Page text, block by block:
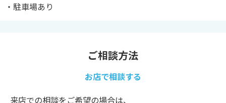
・駐車場あり
ご相談方法
お店で相談する
来店での相談をご希望の場合は、